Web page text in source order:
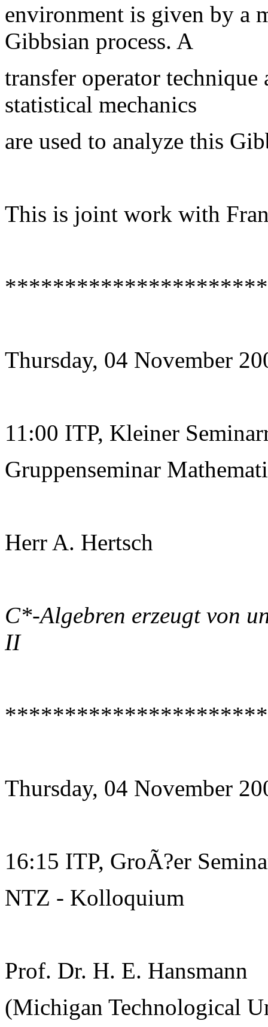
environment is given by a
Gibbsian process. A
transfer operator
statistical mechanics
are used to analyze this
This is joint work with
Thursday, 04 November
11:00 ITP, Kleiner
Gruppenseminar
Herr A. Hertsch
C*-Algebren erzeugt von
II
Thursday, 04 November
16:15 ITP, GroÃ?er
NTZ - Kolloquium
Prof. Dr. H. E. Hansmann
(Michigan Technological